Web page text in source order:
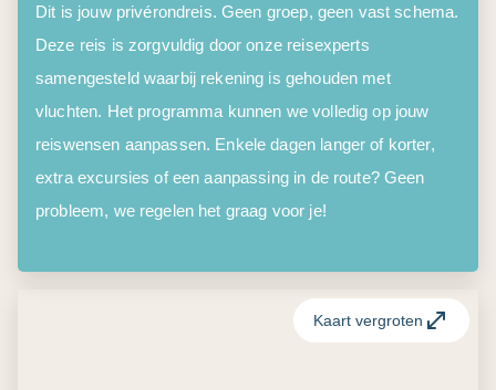
Dit is jouw privérondreis. Geen groep, geen vast schema.
Deze reis is zorgvuldig door onze reisexperts
samengesteld waarbij rekening is gehouden met
vluchten. Het programma kunnen we volledig op jouw
reiswensen aanpassen. Enkele dagen langer of korter,
extra excursies of een aanpassing in de route? Geen
probleem, we regelen het graag voor je!
Kaart vergroten